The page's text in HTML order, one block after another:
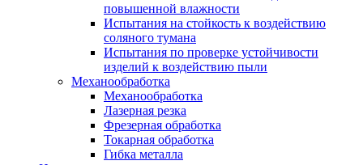
повышенной влажности
Испытания на стойкость к воздействию
соляного тумана
Испытания по проверке устойчивости
изделий к воздействию пыли
Механообработка
Механообработка
Лазерная резка
Фрезерная обработка
Токарная обработка
Гибка металла